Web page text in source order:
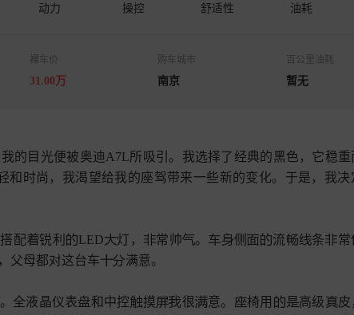
动力 操控 舒适性 油耗
裸车价
31.00万
购车城市
南京
百公里油耗
暂无
的目光便被奥迪A7L所吸引。我选择了经典的黑色，它稳
和时尚，我渴望给我的座驾带来一些新的变化。于是，我决
配锐利 LED灯， 常帅。 侧 流条常
，父母都对这台车满意。
全液晶仪表和中控摸很意。 椅用 高级皮